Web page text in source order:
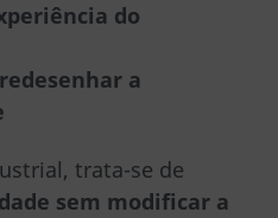
do
a
trata-se de
sem modificar a